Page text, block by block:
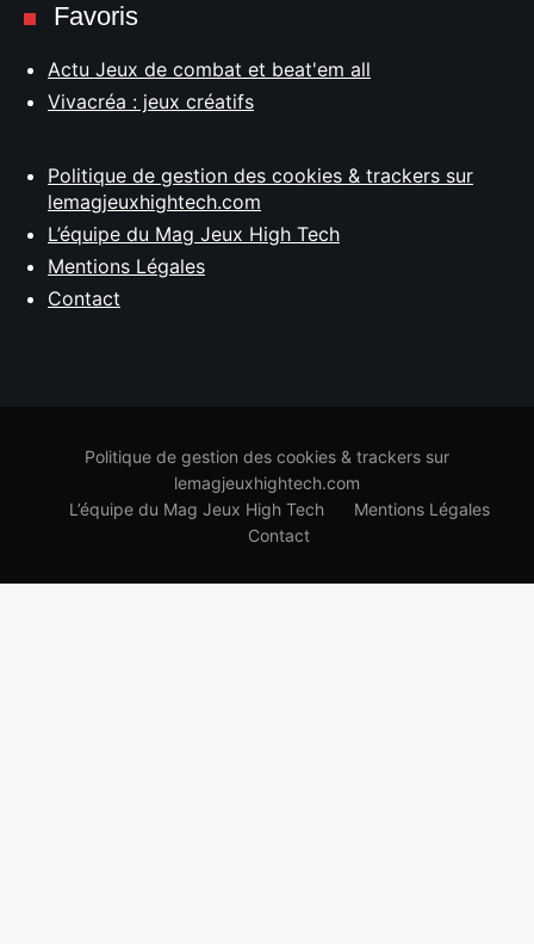
Favoris
Actu Jeux de combat et beat'em all
Vivacréa : jeux créatifs
Politique de gestion des cookies & trackers sur
lemagjeuxhightech.com
L’équipe du Mag Jeux High Tech
Mentions Légales
Contact
Politique de gestion des cookies & trackers sur
lemagjeuxhightech.com
L’équipe du Mag Jeux High Tech
Mentions Légales
Contact